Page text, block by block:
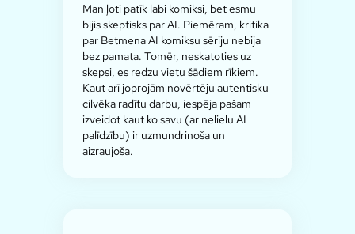
Man ļoti patīk labi komiksi, bet esmu
bijis skeptisks par AI. Piemēram, kritika
par Betmena AI komiksu sēriju nebija
bez pamata. Tomēr, neskatoties uz
skepsi, es redzu vietu šādiem rīkiem.
Kaut arī joprojām novērtēju autentisku
cilvēka radītu darbu, iespēja pašam
izveidot kaut ko savu (ar nelielu AI
palīdzību) ir uzmundrinoša un
aizraujoša.